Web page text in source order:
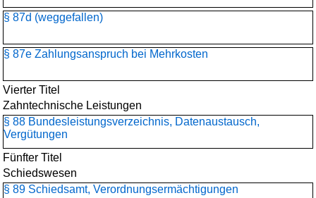
§ 87d (weggefallen)
§ 87e Zahlungsanspruch bei Mehrkosten
Vierter Titel
Zahntechnische Leistungen
§ 88 Bundesleistungsverzeichnis, Datenaustausch,
Vergütungen
Fünfter Titel
Schiedswesen
§ 89 Schiedsamt, Verordnungsermächtigungen